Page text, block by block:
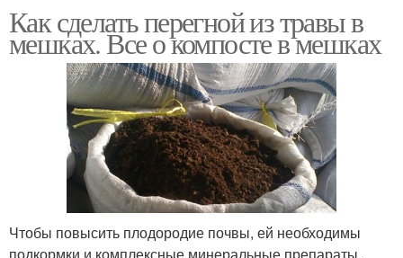
Как сделать перегной из травы в
мешках. Все о компосте в мешках
Чтобы повысить плодородие почвы, ей необходимы